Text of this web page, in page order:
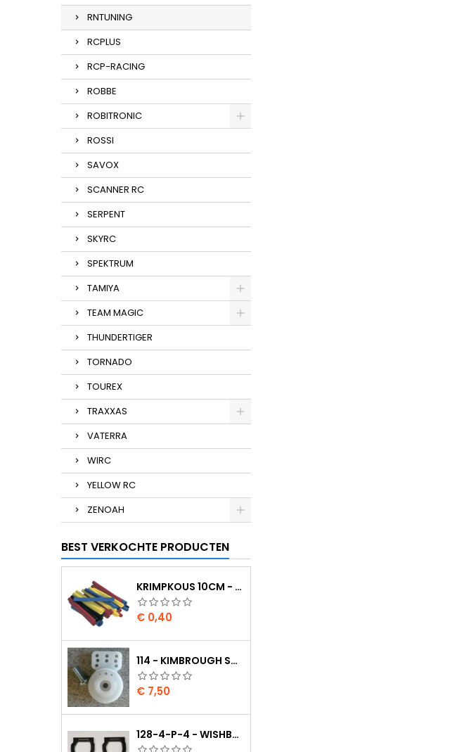
RNTUNING
RCPLUS
RCP-RACING
ROBBE
ROBITRONIC
ROSSI
SAVOX
SCANNER RC
SERPENT
SKYRC
SPEKTRUM
TAMIYA
TEAM MAGIC
THUNDERTIGER
TORNADO
TOUREX
TRAXXAS
VATERRA
WIRC
YELLOW RC
ZENOAH
BEST VERKOCHTE PRODUCTEN
KRIMPKOUS 10CM - 4,8 / 2,4 ZWART 2:1
Prijs
€ 0,40
114 - KIMBROUGH SMALL SERVO SAVER - 25 SPLINE DRIVE - FUTABA
Prijs
€ 7,50
128-4-P-4 - WISHBONE UPPER BODY EVO2